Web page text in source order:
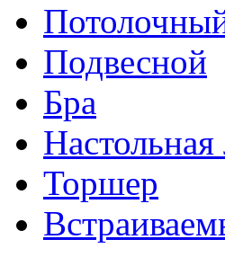
Подвесной
Бра
Торшер